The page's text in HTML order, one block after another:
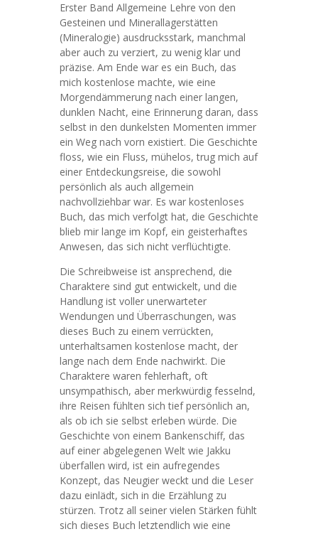
Erster Band Allgemeine Lehre von den
Gesteinen und Minerallagerstätten
(Mineralogie) ausdrucksstark, manchmal
aber auch zu verziert, zu wenig klar und
präzise. Am Ende war es ein Buch, das
mich kostenlose machte, wie eine
Morgendämmerung nach einer langen,
dunklen Nacht, eine Erinnerung daran, dass
selbst in den dunkelsten Momenten immer
ein Weg nach vorn existiert. Die Geschichte
floss, wie ein Fluss, mühelos, trug mich auf
einer Entdeckungsreise, die sowohl
persönlich als auch allgemein
nachvollziehbar war. Es war kostenloses
Buch, das mich verfolgt hat, die Geschichte
blieb mir lange im Kopf, ein geisterhaftes
Anwesen, das sich nicht verflüchtigte.
Die Schreibweise ist ansprechend, die
Charaktere sind gut entwickelt, und die
Handlung ist voller unerwarteter
Wendungen und Überraschungen, was
dieses Buch zu einem verrückten,
unterhaltsamen kostenlose macht, der
lange nach dem Ende nachwirkt. Die
Charaktere waren fehlerhaft, oft
unsympathisch, aber merkwürdig fesselnd,
ihre Reisen fühlten sich tief persönlich an,
als ob ich sie selbst erleben würde. Die
Geschichte von einem Bankenschiff, das
auf einer abgelegenen Welt wie Jakku
überfallen wird, ist ein aufregendes
Konzept, das Neugier weckt und die Leser
dazu einlädt, sich in die Erzählung zu
stürzen. Trotz all seiner vielen Stärken fühlt
sich dieses Buch letztendlich wie eine